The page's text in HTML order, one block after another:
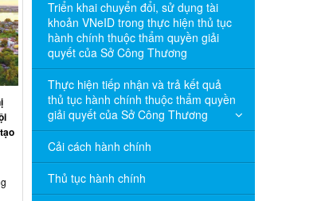
Triển khai chuyển đổi, sử dụng tài
khoản VNeID trong thực hiện thủ tục
hành chính thuộc thẩm quyền giải
quyết của Sở Công Thương
Thực hiện tiếp nhận và trả kết quả
thủ tục hành chính thuộc thẩm quyền
giải quyết của Sở Công Thương
Cải cách hành chính
Thủ tục hành chính